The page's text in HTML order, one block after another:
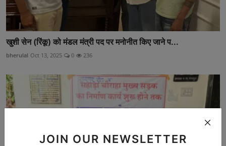
JOIN OUR NEWSLETTER
खुशी सेन (रिंकू) को मंडल मंत्री पद पर मनोनीत किए जाने प...
bherulal Oct 13, 2025 0 236